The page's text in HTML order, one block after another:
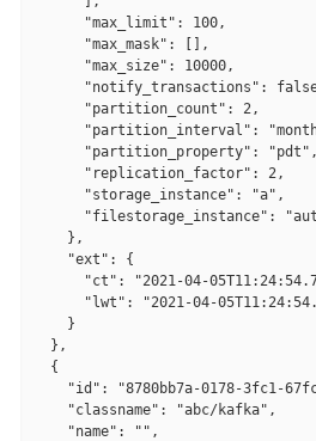
      "max_limit": 100,
      "max_mask": [],
      "max_size": 10000,
"notify_transactions":
      "partition_count": 2,
"partition_interval":
      "partition_property": "pdt",
      "replication_factor": 2,
      "storage_instance": "a",
"filestorage_instance":
    },
    "ext": {
"ct": "2021-04-
"lwt": "2021-04-
    }
  },
  {
"id": "8780bb7a-0178-3fc1-
    "classname": "abc/kafka",
    "name": "",